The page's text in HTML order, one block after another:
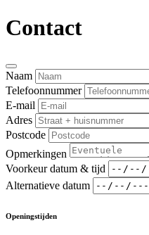
Contact
Naam
Telefoonnummer
E-mail
Adres
Postcode
Opmerkingen
Voorkeur datum & tijd
Alternatieve datum
Openingstijden